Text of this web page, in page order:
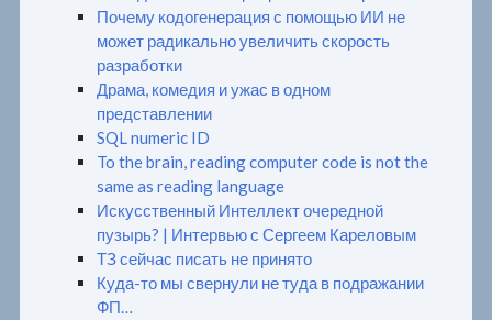
Почему кодогенерация с помощью ИИ не
может радикально увеличить скорость
разработки
Драма, комедия и ужас в одном
представлении
SQL numeric ID
To the brain, reading computer code is not the
same as reading language
Искусственный Интеллект очередной
пузырь? | Интервью с Сергеем Кареловым
ТЗ сейчас писать не принято
Куда-то мы свернули не туда в подражании
ФП…